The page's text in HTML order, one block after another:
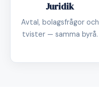
Juridik
Avtal, bolagsfrågor och
tvister — samma byrå.